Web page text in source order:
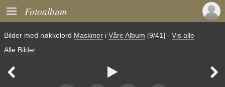
 Fotoalbum
Bilder med nøkkelord Maskiner i Våre Album [9/41] - Vis alle
Alle Bilder
  